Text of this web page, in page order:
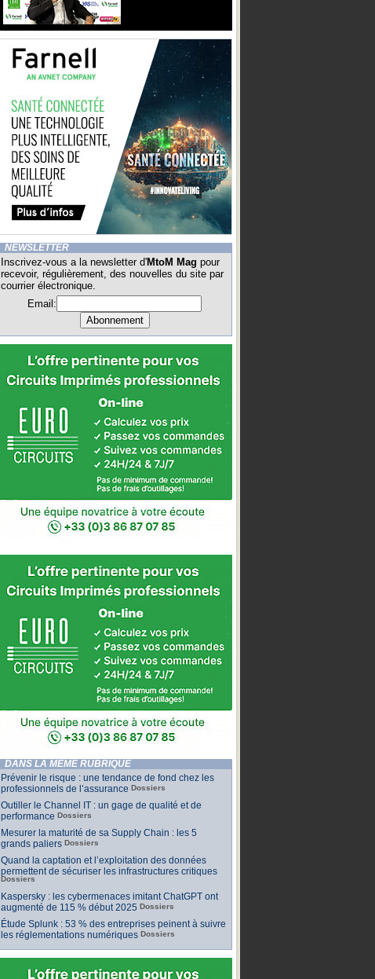
NEWSLETTER
Inscrivez-vous a la newsletter d'MtoM Mag pour
recevoir, régulièrement, des nouvelles du site par
courrier électronique.
Email:
DANS LA MÊME RUBRIQUE
Prévenir le risque : une tendance de fond chez les
professionnels de l’assurance Dossiers
Outiller le Channel IT : un gage de qualité et de
performance Dossiers
Mesurer la maturité de sa Supply Chain : les 5
grands paliers Dossiers
Quand la captation et l’exploitation des données
permettent de sécuriser les infrastructures critiques
Dossiers
Kaspersky : les cybermenaces imitant ChatGPT ont
augmenté de 115 % début 2025 Dossiers
Étude Splunk : 53 % des entreprises peinent à suivre
les réglementations numériques Dossiers